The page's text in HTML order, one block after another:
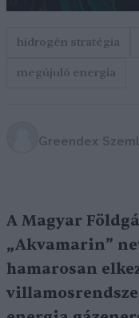
hidrogén stratégia
megújuló energia
Greendex
A Magyar
„Akvamarin”
hamarosan